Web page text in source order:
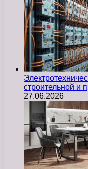
строительной и
27.06.2026